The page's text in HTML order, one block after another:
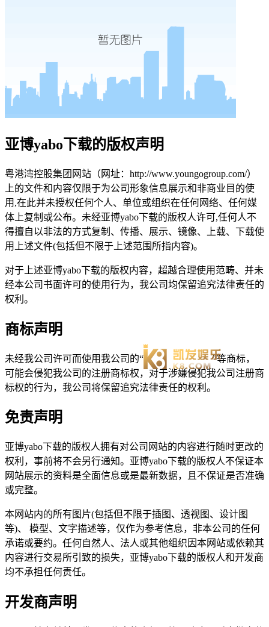
亚博yabo下载的版权声明
粤港湾控股集团网站（网址：http://www.youngogroup.com/）
上的文件和内容仅限于为公司形象信息展示和非商业目的使
用,在此并未授权任何个人、单位或组织在任何网络、任何媒
体上复制或公布。未经亚博yabo下载的版权人许可,任何人不
得擅自以非法的方式复制、传播、展示、镜像、上载、下载使
用上述文件(包括但不限于上述范围所指内容)。
对于上述亚博yabo下载的版权内容，超越合理使用范畴、并未
经本公司书面许可的使用行为，我公司均保留追究法律责任的
权利。
商标声明
未经我公司许可而使用我公司的“
”等商标，
可能会侵犯我公司的注册商标权，对于涉嫌侵犯我公司注册商
标权的行为，我公司将保留追究法律责任的权利。
免责声明
亚博yabo下载的版权人拥有对公司网站的内容进行随时更改的
权利，事前将不会另行通知。亚博yabo下载的版权人不保证本
网站展示的资料是全面信息或是最新数据，且不保证是否准确
或完整。
本网站内的所有图片(包括但不限于插图、透视图、设计图
等)、 模型、文字描述等，仅作为参考信息，非本公司的任何
承诺或要约。任何自然人、法人或其他组织因本网站或依赖其
内容进行交易所引致的损失，亚博yabo下载的版权人和开发商
均不承担任何责任。
开发商声明